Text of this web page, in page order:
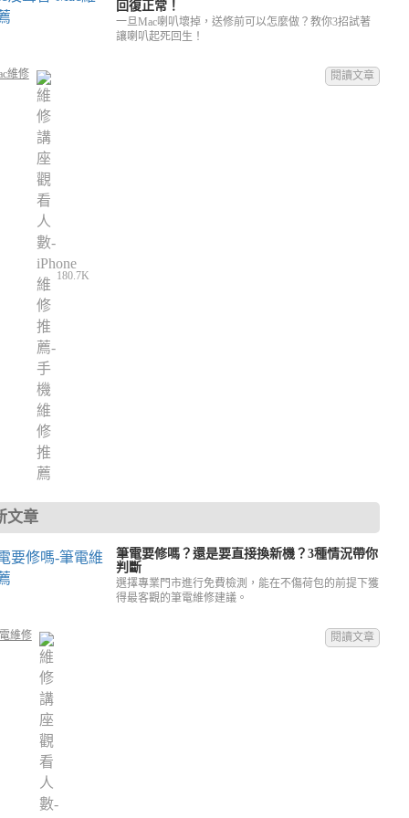
回復正常！
一旦Mac喇叭壞掉，送修前可以怎麼做？教你3招試著
讓喇叭起死回生！
維修
180.7K
閱讀文章
文章
筆電要修嗎？還是要直接換新機？3種情況帶你
判斷
選擇專業門市進行免費檢測，能在不傷荷包的前提下獲
得最客觀的筆電維修建議。
維修 閱讀文章